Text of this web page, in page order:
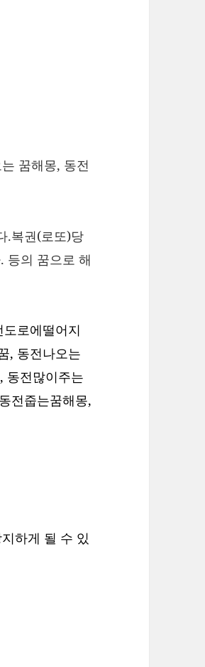
꿈해몽, 동전
.복권(로또)당
등의 꿈으로 해
로에떨어지
, 동전나오는
동전많이주는
전줍는꿈해몽,
하게 될 수 있